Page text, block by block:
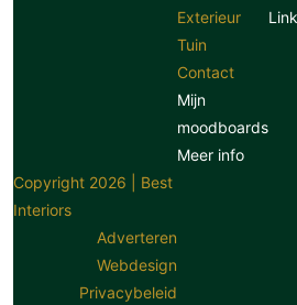
Exterieur
Tuin
Contact
Mijn
moodboards
Meer info
Copyright 2026 | Best
Interiors
Adverteren
Webdesign
Privacybeleid